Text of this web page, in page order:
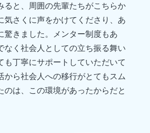
ると、周囲の先輩たちがこちらか
気さくに声をかけてくださり、あ
驚きました。メンター制度もあ
なく社会人としての立ち振る舞い
も丁寧にサポートしていただいて
から社会人への移行がとてもスム
のは、この環境があったからだと